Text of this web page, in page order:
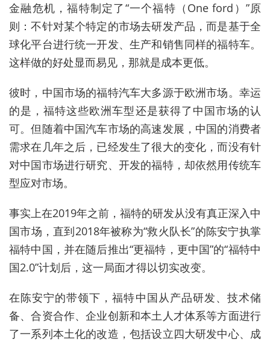
金融危机，福特制定了“一个福特（One ford）”原
则：不针对某个特定的市场去研发产品，而是基于全
球化平台进行统一开发、生产和销售同样的福特车。
这样做的好处显而易见，那就是成本更低。
彼时，中国市场的福特汽车大多源于欧洲市场。幸运
的是，福特这些欧洲车型还是获得了中国市场的认
可。但随着中国汽车市场的高速发展，中国的消费者
需求在几年之后，已经发生了很大的变化，而没有针
对中国市场进行研究、开发的福特，却依然用传统车
型应对市场。
事实上在2019年之前，福特的研发从没有真正深入中
国市场，直到2018年被称为“救火队长”的陈安宁执掌
福特中国，并在随后推出“更福特，更中国”的“福特中
国2.0”计划后，这一局面才得以切实改变。
在陈安宁的带领下，福特中国从产品研发、技术储
备、合资合作、企业创新和本土人才体系等方面进行
了一系列本土化的改造，包括设立四大研发中心、成